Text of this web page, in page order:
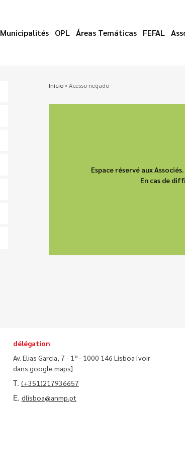
Municipalités OPL Áreas Temáticas FEFAL
Início• Acesso negado
Espace réservé aux
En cas de
délégation
Av. Elias Garcia, 7 - 1º - 1000 146 Lisboa [voir
dans google maps]
T. (+351)217936657
E. dlisboa@anmp.pt